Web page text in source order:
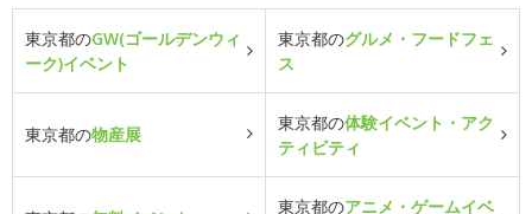
東京都のGW(ゴールデンウィ
ーク)イベント
東京都のグルメ・フードフェ
ス
東京都の物産展
東京都の体験イベント・アク
ティビティ
東京都のアニメ・ゲームイベ